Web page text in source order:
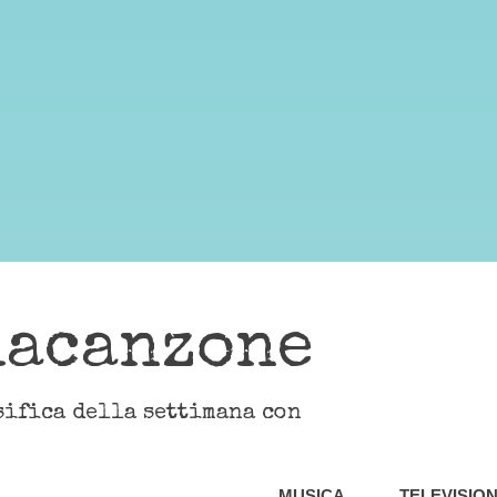
della settimana con